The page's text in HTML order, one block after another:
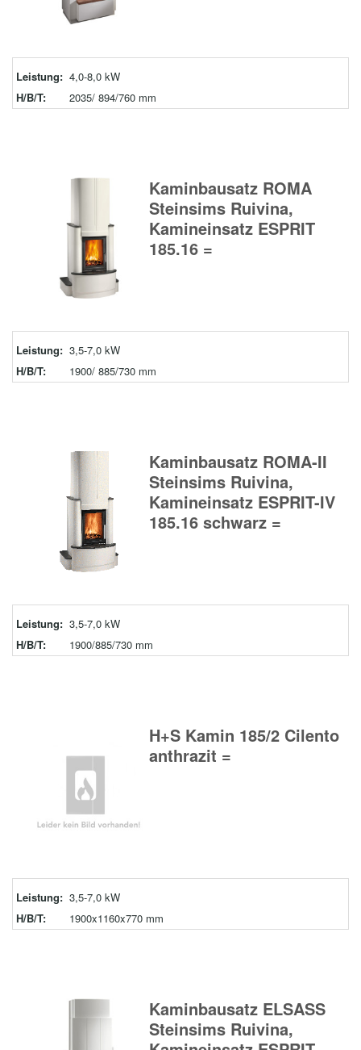
Leistung: 4,0-8,0 kW
H/B/T:
2035/ 894/760 mm
Kaminbausatz ROMA
Steinsims Ruivina,
Kamineinsatz ESPRIT
185.16 =
Leistung: 3,5-7,0 kW
H/B/T:
1900/ 885/730 mm
Kaminbausatz ROMA-II
Steinsims Ruivina,
Kamineinsatz ESPRIT-IV
185.16 schwarz =
Leistung: 3,5-7,0 kW
H/B/T:
1900/885/730 mm
H+S Kamin 185/2 Cilento
anthrazit =
Leistung: 3,5-7,0 kW
H/B/T:
1900x1160x770 mm
Kaminbausatz ELSASS
Steinsims Ruivina,